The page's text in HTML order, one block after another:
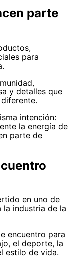
parte
para
y detalles que
intención:
la energía de
parte de
en uno de
la industria de la
encuentro para
el deporte, la
estilo de vida.